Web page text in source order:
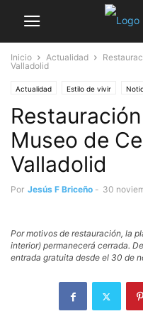
Inicio Actualidad
Valladolid
Actualidad Estilo de vivir
Museo de
Valladolid
Por Jesús F Briceño - 30
Por motivos de restauración, la
interior) permanecerá cerrada.
entrada gratuita desde el 30 de